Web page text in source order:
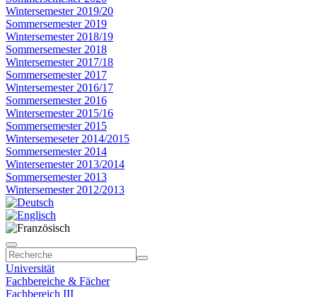
Wintersemester 2019/20
Sommersemester 2019
Wintersemester 2018/19
Sommersemester 2018
Wintersemester 2017/18
Sommersemester 2017
Wintersemester 2016/17
Sommersemester 2016
Wintersemester 2015/16
Sommersemester 2015
Wintersemeseter 2014/2015
Sommersemester 2014
Wintersemester 2013/2014
Sommersemester 2013
Wintersemester 2012/2013
Universität
Fachbereiche & Fächer
Fachbereich III